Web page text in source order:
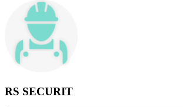
RS SECURIT